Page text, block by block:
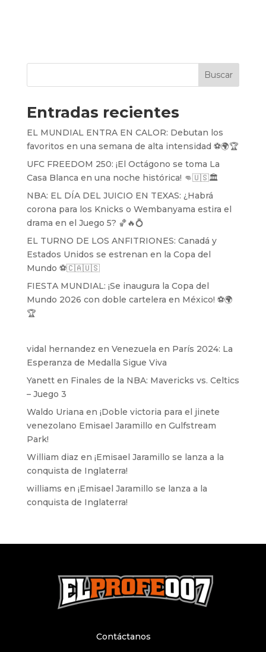
Buscar
Entradas recientes
EL MUNDIAL ENTRA EN CALOR: Debutan los
favoritos en una semana de alta intensidad ⚽️🌍🏆
UFC FREEDOM 250: ¡El Octágono se toma La
Casa Blanca en una noche histórica! 👊🇺🇸🏛️
NBA: EL DÍA DEL JUICIO EN TEXAS: ¿Habrá
corona para los Knicks o Wembanyama estira el
drama en el Juego 5? 🏀🔥💍
EL TURNO DE LOS ANFITRIONES: Canadá y
Estados Unidos se estrenan en la Copa del
Mundo ⚽️🇨🇦🇺🇸
FIESTA MUNDIAL: ¡Se inaugura la Copa del
Mundo 2026 con doble cartelera en México! ⚽️🌍
🏆
vidal hernandez en Venezuela en París 2024: La
Esperanza de Medalla Sigue Viva
Yanetten Finales de la NBA: Mavericks vs. Celtics
– Juego 3
Waldo Uriana en ¡Doble victoria para el jinete
venezolano Emisael Jaramillo en Gulfstream
Park!
William diaz en ¡Emisael Jaramillo se lanza a la
conquista de Inglaterra!
williams en ¡Emisael Jaramillo se lanza a la
conquista de Inglaterra!
Contáctanos